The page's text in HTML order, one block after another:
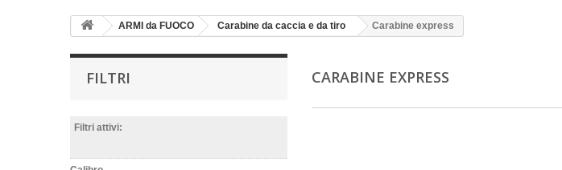
ARMI da FUOCO Carabine da caccia e da tiro Carabine express
FILTRI
Filtri attivi:
CARABINE EXPRESS